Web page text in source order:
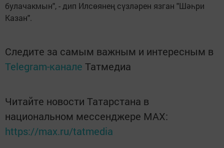
булачакмын", - дип Илсөянең сүзләрен язган "Шәһри
Казан".
Следите за самым важным и интересным в
Telegram-канале Татмедиа
Читайте новости Татарстана в
национальном мессенджере MАХ:
https://max.ru/tatmedia